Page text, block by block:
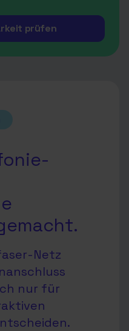
prüfen
Netz
nur für